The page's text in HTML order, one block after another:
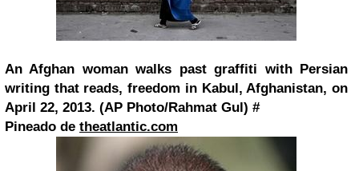
An Afghan woman walks past graffiti with Persian
writing that reads, freedom in Kabul, Afghanistan, on
April 22, 2013. (AP Photo/Rahmat Gul) #
Pineado de theatlantic.com